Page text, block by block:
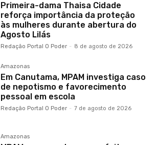
Primeira-dama Thaisa Cidade
reforça importância da proteção
às mulheres durante abertura do
Agosto Lilás
Redação Portal O Poder - 8 de agosto de 2026
Amazonas
Em Canutama, MPAM investiga caso
de nepotismo e favorecimento
pessoal em escola
Redação Portal O Poder - 7 de agosto de 2026
Amazonas